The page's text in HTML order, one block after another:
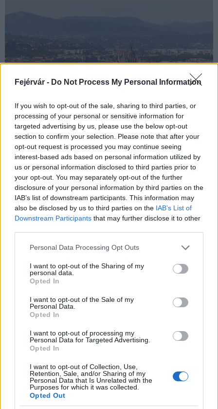
Fejérvár - Do Not Process My Personal Information
If you wish to opt-out of the sale, sharing to third parties, or
processing of your personal or sensitive information for
targeted advertising by us, please use the below opt-out
section to confirm your selection. Please note that after your
opt-out request is processed you may continue seeing
interest-based ads based on personal information utilized by
us or personal information disclosed to third parties prior to
your opt-out. You may separately opt-out of the further
disclosure of your personal information by third parties on the
IAB’s list of downstream participants. This information may
also be disclosed by us to third parties on the IAB’s List of
Downstream Participants that may further disclose it to other
Please note that this website/app uses one or more Google
not limited to your visit or usage behaviour. You may click to
grant or deny consent to Google and its third-party tags to
use your data for below specified purposes in below Google
consent section.
Personal Data Processing Opt Outs
I want to opt-out of the Sharing of my
personal data.
Opted In
I want to opt-out of the Sale of my
Personal Data.
Opted In
I want to opt-out of processing my
Personal Data for Targeted Advertising.
Opted In
I want to opt-out of Collection, Use,
Retention, Sale, and/or Sharing of my
Personal Data that Is Unrelated with the
Purposes for which it was collected.
Opted Out
Új, tartószerkezeti szempontú döntéstámogató algoritmust
fejlesztett az EFERTE Mérnöki Tanácsadó és Szolgáltató Kft.,
amely a meglévő városi épületek fejleszthetőségének előzetes,
objektív értékelésével segítheti az ingatlanfejlesztési döntések
megalapozását és felgyorsítását.
Új építésügyi szabályozásról egyeztettek a
főépítészek Székesfehérváron
Regionális főépítészi konferenciát tartottak Székesfehérváron,
ahol a Fejér vármegyei és a környező térségek szakemberei az
új építésügyi jogszabályok településeket érintő hatásairól és a